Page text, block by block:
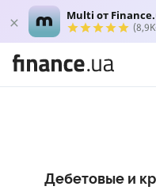
Multi от
Дебетовые и